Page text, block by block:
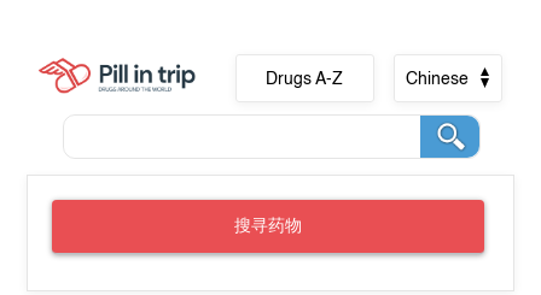
Drugs A-Z Chinese
搜寻药物